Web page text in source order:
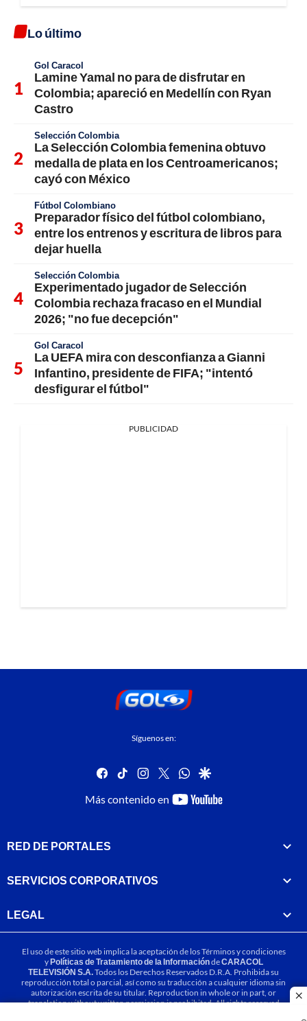
Lo último
Gol Caracol
Lamine Yamal no para de disfrutar en
Colombia; apareció en Medellín con Ryan
Castro
Selección Colombia
La Selección Colombia femenina obtuvo
medalla de plata en los Centroamericanos;
cayó con México
Fútbol Colombiano
Preparador físico del fútbol colombiano,
entre los entrenos y escritura de libros para
dejar huella
Selección Colombia
Experimentado jugador de Selección
Colombia rechaza fracaso en el Mundial
2026; "no fue decepción"
Gol Caracol
La UEFA mira con desconfianza a Gianni
Infantino, presidente de FIFA; "intentó
desfigurar el fútbol"
PUBLICIDAD
Síguenos en:
facebook
tiktok instagram
twitterwhatsapp
google
Más contenido en
youtube-
RED DE PORTALES
SERVICIOS CORPORATIVOS
LEGAL
El uso de este sitio web implica la aceptación de losTérminos y condiciones
yPolíticas de Tratamiento de la InformacióndeCARACOL
TELEVISIÓN S.A.Todos los Derechos Reservados D.R.A. Prohibida su
reproducción total o parcial, así como su traducción a cualquier idioma sin
autorización escrita de su titular. Reproduction in whole or in part, or
translation without written permission is prohibited. All rights reserved